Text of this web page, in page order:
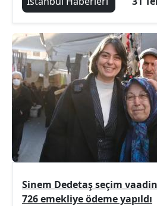
Sinem Dedetaş seçim
726 emekliye ödeme yapıldı